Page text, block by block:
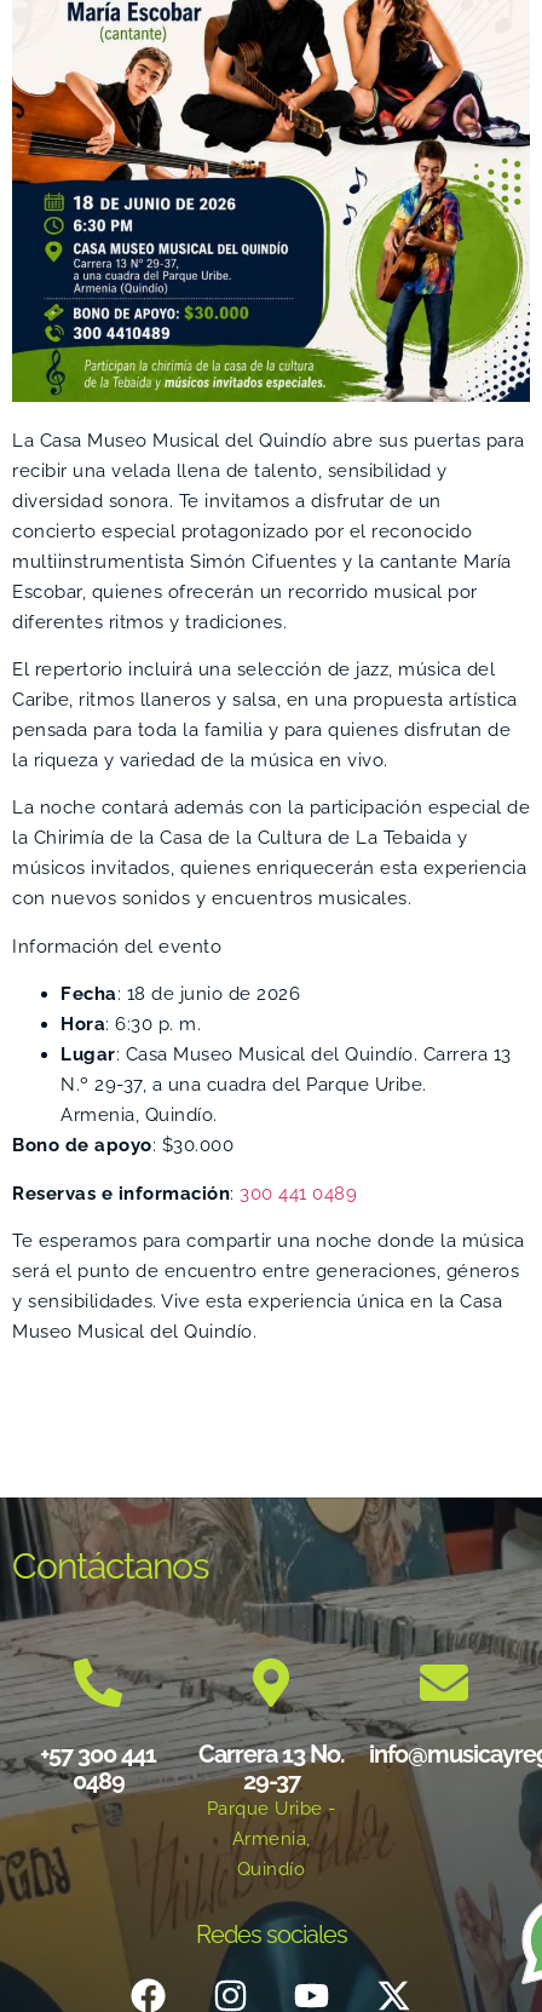
La Casa Museo Musical del Quindío abre sus puertas para
recibir una velada llena de talento, sensibilidad y
diversidad sonora. Te invitamos a disfrutar de un
concierto especial protagonizado por el reconocido
multiinstrumentista Simón Cifuentes y la cantante María
Escobar, quienes ofrecerán un recorrido musical por
diferentes ritmos y tradiciones.
El repertorio incluirá una selección de jazz, música del
Caribe, ritmos llaneros y salsa, en una propuesta artística
pensada para toda la familia y para quienes disfrutan de
la riqueza y variedad de la música en vivo.
La noche contará además con la participación especial de
la Chirimía de la Casa de la Cultura de La Tebaida y
músicos invitados, quienes enriquecerán esta experiencia
con nuevos sonidos y encuentros musicales.
Información del evento
Fecha: 18 de junio de 2026
Hora: 6:30 p. m.
Lugar: Casa Museo Musical del Quindío. Carrera 13
N.º 29-37, a una cuadra del Parque Uribe.
Armenia, Quindío.
Bono de apoyo: $30.000
Reservas e información: 300 441 0489
Te esperamos para compartir una noche donde la música
será el punto de encuentro entre generaciones, géneros
y sensibilidades. Vive esta experiencia única en la Casa
Museo Musical del Quindío.
Contáctanos
+57 300 441
0489
Carrera 13 No.
29-37
Parque Uribe -
Armenia,
Quindío
Redes sociales